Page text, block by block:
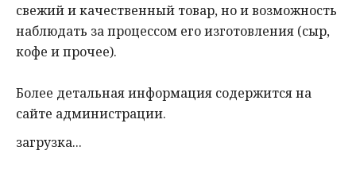
свежий и качественный товар, но и возможность
наблюдать за процессом его изготовления (сыр,
кофе и прочее).
Более детальная информация содержится на
сайте администрации.
загрузка...